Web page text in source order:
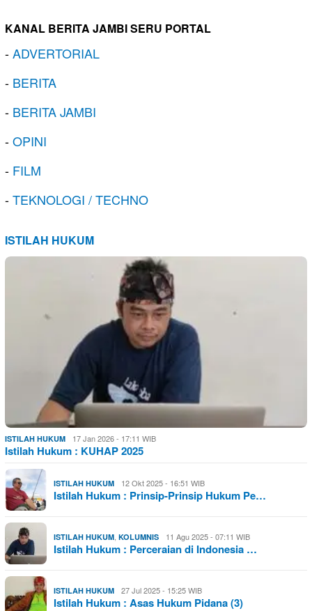
KANAL BERITA JAMBI SERU PORTAL
-ADVERTORIAL
- BERITA
- BERITA JAMBI
-OPINI
- FILM
-TEKNOLOGI / TECHNO
ISTILAH HUKUM
ISTILAH HUKUM 17 Jan 2026 - 17:11 WIB
Istilah Hukum : KUHAP 2025
ISTILAH HUKUM 12 Okt 2025 - 16:51 WIB
Istilah Hukum : Prinsip-Prinsip Hukum Pe…
ISTILAH HUKUM KOLUMNIS 11 Agu 2025 - 07:11 WIB
Istilah Hukum : Perceraian di Indonesia …
ISTILAH HUKUM 27 Jul 2025 - 15:25 WIB
Istilah Hukum : Asas Hukum Pidana (3)